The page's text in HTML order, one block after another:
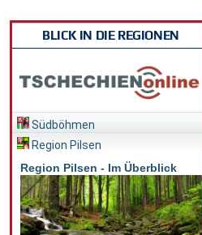
BLICK IN DIE REGIONEN
Südböhmen
Region Pilsen
Region Pilsen - Im Überblick